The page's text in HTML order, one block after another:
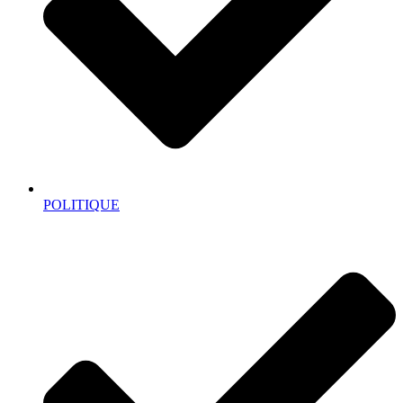
POLITIQUE